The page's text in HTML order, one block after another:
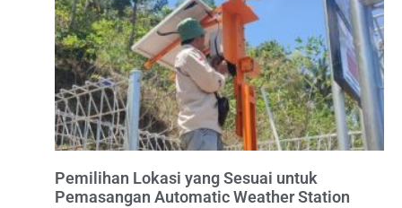
Pemilihan Lokasi yang Sesuai untuk
Pemasangan Automatic Weather Station